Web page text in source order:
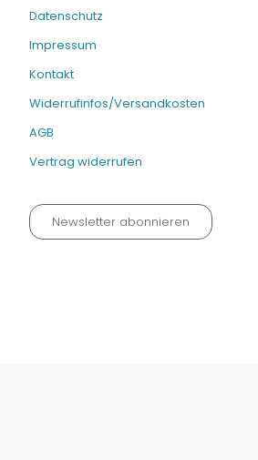
Datenschutz
Impressum
Kontakt
Widerrufinfos/Versandkosten
AGB
Vertrag widerrufen
Newsletter abonnieren